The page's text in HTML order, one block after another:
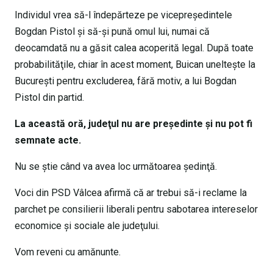
Individul vrea să-l îndepărteze pe vicepreşedintele
Bogdan Pistol şi să-şi pună omul lui, numai că
deocamdată nu a găsit calea acoperită legal. După toate
probabilităţile, chiar în acest moment, Buican unelteşte la
Bucureşti pentru excluderea, fără motiv, a lui Bogdan
Pistol din partid.
La această oră, judeţul nu are preşedinte şi nu pot fi
semnate acte.
Nu se ştie când va avea loc următoarea şedinţă.
Voci din PSD Vâlcea afirmă că ar trebui să-i reclame la
parchet pe consilierii liberali pentru sabotarea intereselor
economice şi sociale ale judeţului.
Vom reveni cu amănunte.